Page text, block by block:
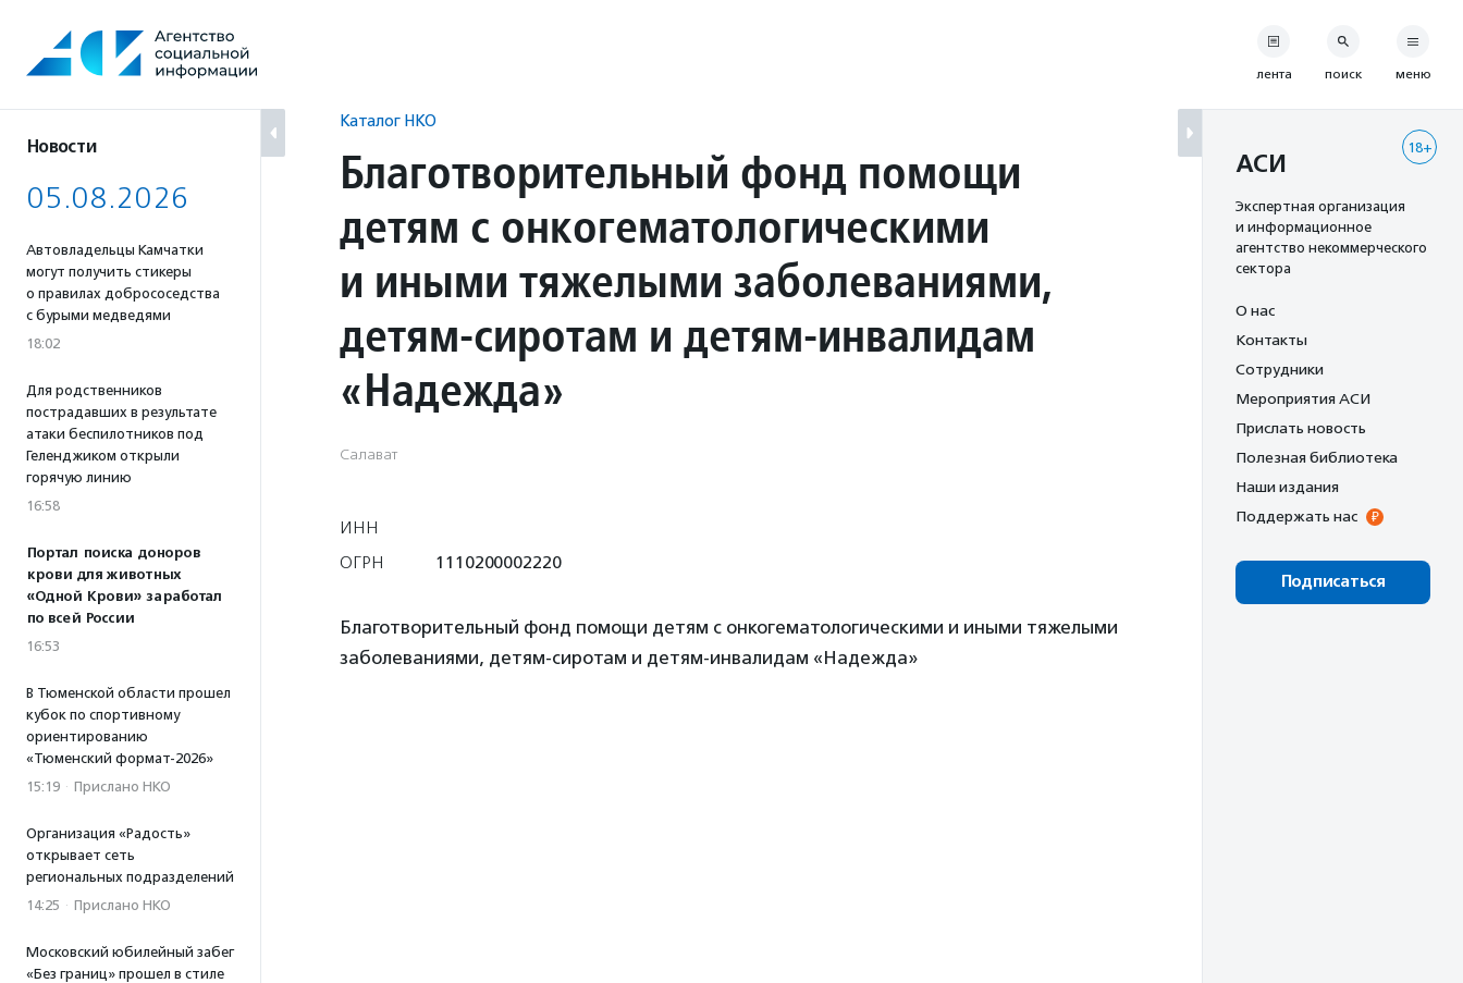
содержанию
Новости
05.08.2026
Автовладельцы Камчатки
могут получить стикеры
о правилах добрососедства
с бурыми медведями
18:02
Для родственников
пострадавших в результате
атаки беспилотников под
Геленджиком открыли
горячую линию
16:58
Портал поиска доноров
крови для животных
«Одной Крови» заработал
по всей России
16:53
В Тюменской области прошел
кубок по спортивному
ориентированию
«Тюменский формат-2026»
15:19 · Прислано НКО
Организация «Радость»
открывает сеть
региональных подразделений
14:25 · Прислано НКО
Московский юбилейный забег
«Без границ» прошел в стиле
Каталог НКО
Благотворительный фонд помощи
детям с онкогематологическими
и иными тяжелыми заболеваниями,
детям-сиротам и детям-инвалидам
«Надежда»
Салават
ИНН
ОГРН
1110200002220
Благотворительный фонд помощи детям с онкогематологическими и иными тяжелыми
заболеваниями, детям-сиротам и детям-инвалидам «Надежда»
лента поиск меню
18+
АСИ
Экспертная организация
и информационное
агентство некоммерческого
сектора
О нас
Контакты
Сотрудники
Мероприятия АСИ
Прислать новость
Полезная библиотека
Наши издания
Поддержать нас
Подписаться